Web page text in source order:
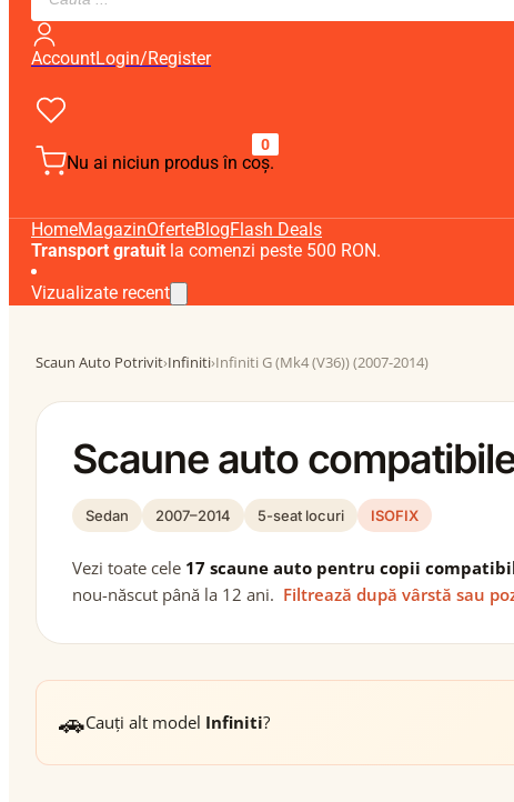
AccountLogin/Register
0
Nu ai niciun produs în coș.
HomeMagazinOferteBlogFlash Deals
Transport gratuit la comenzi peste 500 RON.
Vizualizate recent
Scaun Auto Potrivit›Infiniti›Infiniti G (Mk4 (V36)) (2007-2014)
Scaune auto
Sedan 2007–2014 5-seat locuri ISOFIX
Vezi toate cele 17 scaune auto pentru copii
nou-născut până la 12 ani. Filtrează după vârstă sau
🚗Cauți alt model Infiniti?